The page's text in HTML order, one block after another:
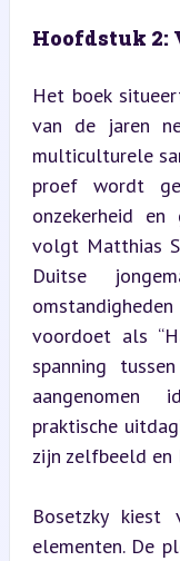
Hoofdstuk 2:
Het boek
van de jaren
multiculturele
proef wordt
onzekerheid
volgt Matthias
Duitse
voordoet als
spanning
praktische
zijn zelfbeeld
Bosetzky
elementen. De